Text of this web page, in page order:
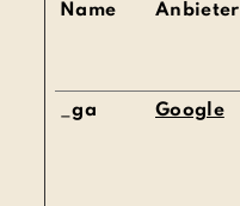
Name Anbieter
_ga Google